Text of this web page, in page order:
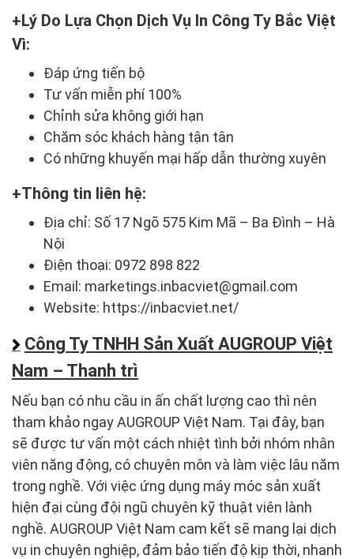
Lý Do Lựa Chọn Dịch Vụ In Công Ty Bắc Việt
Vì:
Đáp ứng tiến bộ
Tư vấn miễn phí 100%
Chỉnh sửa không giới hạn
Chăm sóc khách hàng tận tân
Có những khuyến mại hấp dẫn thường xuyên
Thông tin liên hệ:
Địa chỉ: Số 17 Ngõ 575 Kim Mã – Ba Đình – Hà
Nội
Điện thoại: 0972 898 822
Email: marketings.inbacviet@gmail.com
Website: https://inbacviet.net/
Công Ty TNHH Sản Xuất AUGROUP Việt
Nam – Thanh trì
Nếu bạn có nhu cầu in ấn chất lượng cao thì nên
tham khảo ngay AUGROUP Việt Nam. Tại đây, bạn
sẽ được tư vấn một cách nhiệt tình bởi nhóm nhân
viên năng động, có chuyên môn và làm việc lâu năm
trong nghề. Với việc ứng dụng máy móc sản xuất
hiện đại cùng đội ngũ chuyên kỹ thuật viên lành
nghề. AUGROUP Việt Nam cam kết sẽ mang lại dịch
vụ in chuyên nghiệp, đảm bảo tiến độ kịp thời, nhanh